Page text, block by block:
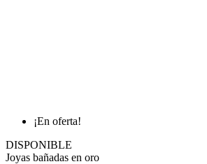
¡En oferta!
DISPONIBLE
Joyas bañadas en oro